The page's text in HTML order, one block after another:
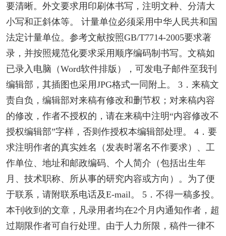
要清晰。外文要求用印刷体书写，注明文种、分清大
小写和正斜体等。 计量单位必须采用中华人民共和国
法定计量单位。参考文献按照GB/T7714-2005要求著
录，并按照规范化要求采用顺序编码制书写。文稿如
已录入电脑（Word软件排版），可发电子邮件至我刊
编辑部，其插图也采用JPG格式一同附上。 3．来稿文
责自负，编辑部对来稿有修改和删节权；对来稿内容
的修改，作者不授权的，请在来稿中注明“内容修改不
授权编辑部”字样，否则作授权本编辑部处理。 4．要
求注明作者的真实姓名（发表时署名不作要求）、工
作单位、地址和邮政编码、个人简介（包括出生年
月、技术职称、所从事的研究内容或方向）。为了便
于联系，请附联系电话及E-mail。 5．不得一稿多投。
本刊收到的文章，凡录用者均在2个月内通知作者，超
过期限作者可自行处理。由于人力所限，稿件一律不